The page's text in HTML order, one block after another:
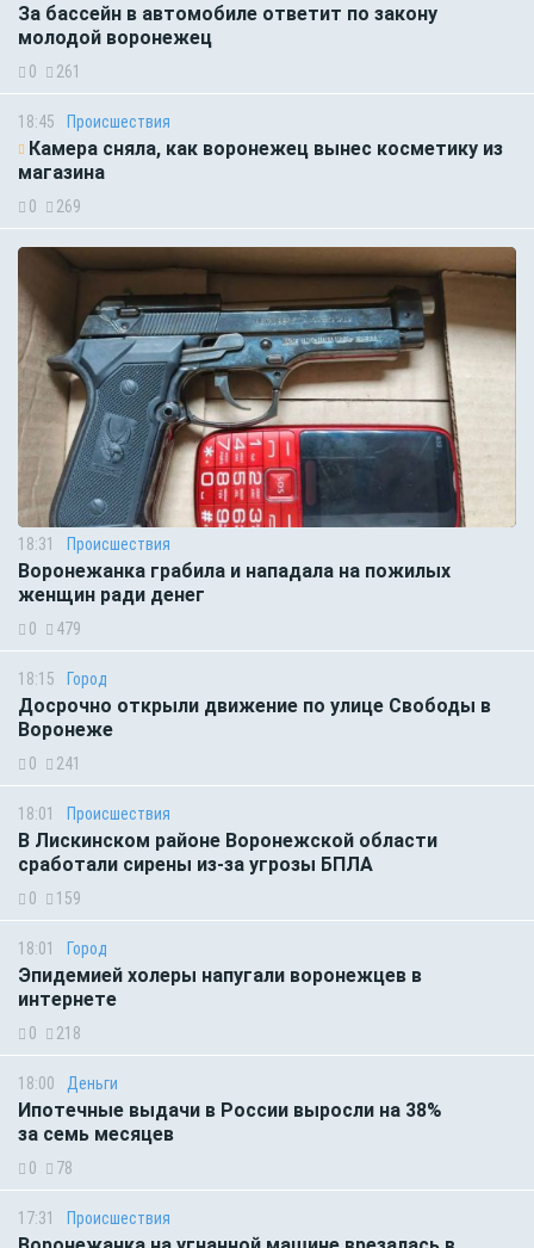
За бассейн в автомобиле ответит по закону
молодой воронежец
0 261
18:45 Происшествия
Камера сняла, как воронежец вынес косметику из
магазина
0 269
18:31 Происшествия
Воронежанка грабила и нападала на пожилых
женщин ради денег
0 479
18:15 Город
Досрочно открыли движение по улице Свободы в
Воронеже
0 241
18:01 Происшествия
В Лискинском районе Воронежской области
сработали сирены из-за угрозы БПЛА
0 159
18:01 Город
Эпидемией холеры напугали воронежцев в
интернете
0 218
18:00 Деньги
Ипотечные выдачи в России выросли на 38%
за семь месяцев
0 78
17:31 Происшествия